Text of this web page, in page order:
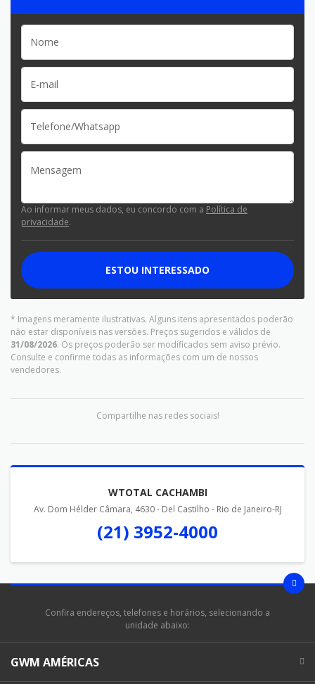
Ao informar meus dados, eu concordo com a Política de
privacidade.
ESTOU INTERESSADO
* Imagens meramente ilustrativas. Alguns itens apresentados poderão
não estar disponíveis nas versões. Preços sugeridos e válidos de
31/08/2026. Os preços poderão ser modificados sem aviso prévio.
Consulte e confirme todas as informações com um de nossos
vendedores.
Compartilhe nas redes sociais!
WTOTAL CACHAMBI
Av. Dom Hélder Câmara, 4630 - Del Castilho - Rio de Janeiro-RJ
(21) 3952-4000
Confira endereços, telefones e horários, selecionando a
unidade abaixo:
GWM AMÉRICAS